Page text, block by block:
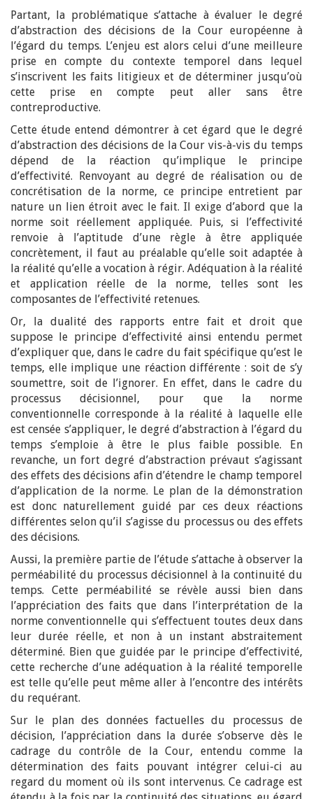
Partant, la problématique s’attache à évaluer le degré
d’abstraction des décisions de la Cour européenne à
l’égard du temps. L’enjeu est alors celui d’une meilleure
prise en compte du contexte temporel dans lequel
s’inscrivent les faits litigieux et de déterminer jusqu’où
cette prise en compte peut aller sans être
contreproductive.
Cette étude entend démontrer à cet égard que le degré
d’abstraction des décisions de la Cour vis-à-vis du temps
dépend de la réaction qu’implique le principe
d’effectivité. Renvoyant au degré de réalisation ou de
concrétisation de la norme, ce principe entretient par
nature un lien étroit avec le fait. Il exige d’abord que la
norme soit réellement appliquée. Puis, si l’effectivité
renvoie à l’aptitude d’une règle à être appliquée
concrètement, il faut au préalable qu’elle soit adaptée à
la réalité qu’elle a vocation à régir. Adéquation à la réalité
et application réelle de la norme, telles sont les
composantes de l’effectivité retenues.
Or, la dualité des rapports entre fait et droit que
suppose le principe d’effectivité ainsi entendu permet
d’expliquer que, dans le cadre du fait spécifique qu’est le
temps, elle implique une réaction différente : soit de s’y
soumettre, soit de l’ignorer. En effet, dans le cadre du
processus décisionnel, pour que la norme
conventionnelle corresponde à la réalité à laquelle elle
est censée s’appliquer, le degré d’abstraction à l’égard du
temps s’emploie à être le plus faible possible. En
revanche, un fort degré d’abstraction prévaut s’agissant
des effets des décisions afin d’étendre le champ temporel
d’application de la norme. Le plan de la démonstration
est donc naturellement guidé par ces deux réactions
différentes selon qu’il s’agisse du processus ou des effets
des décisions.
Aussi, la première partie de l’étude s’attache à observer la
perméabilité du processus décisionnel à la continuité du
temps. Cette perméabilité se révèle aussi bien dans
l’appréciation des faits que dans l’interprétation de la
norme conventionnelle qui s’effectuent toutes deux dans
leur durée réelle, et non à un instant abstraitement
déterminé. Bien que guidée par le principe d’effectivité,
cette recherche d’une adéquation à la réalité temporelle
est telle qu’elle peut même aller à l’encontre des intérêts
du requérant.
Sur le plan des données factuelles du processus de
décision, l’appréciation dans la durée s’observe dès le
cadrage du contrôle de la Cour, entendu comme la
détermination des faits pouvant intégrer celui-ci au
regard du moment où ils sont intervenus. Ce cadrage est